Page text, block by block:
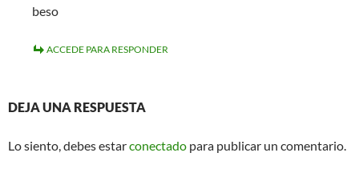
beso
ACCEDE PARA RESPONDER
DEJA UNA RESPUESTA
Lo siento, debes estarconectado para publicar un comentario.